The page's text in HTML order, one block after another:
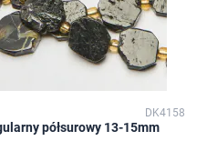
DK4158
półsurowy 13-15mm